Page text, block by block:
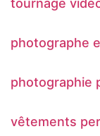
tournage
photographe
photographie
vêtements